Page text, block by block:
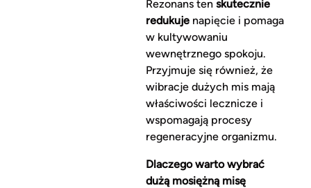
Rezonans ten skutecznie
redukujenapięcie i pomaga
w kultywowaniu
wewnętrznego spokoju.
Przyjmuje się również, że
wibracje dużych mis mają
właściwości lecznicze i
wspomagają procesy
regeneracyjne organizmu.
Dlaczego warto wybrać
dużą mosiężną misę